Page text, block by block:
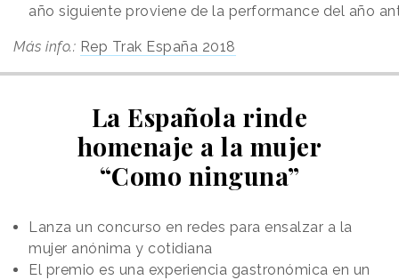
año siguiente proviene de la performance del año
Más info.: Rep Trak España 2018
La Española rinde
homenaje a la mujer
“Como ninguna”
Lanza un concurso en redes para ensalzar a la
mujer anónima y cotidiana
El premio es una experiencia gastronómica en un